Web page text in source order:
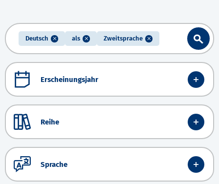
Deutsch als Zweitsprache
Erscheinungsjahr
Reihe
Sprache